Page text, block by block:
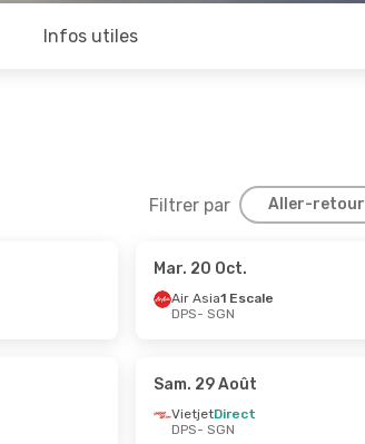
Infos utiles
Filtrer par Aller-retour
- Mer. 16 Sept.
- Dim. 30 Août
Mar. 20 Oct.
Air Asia1 Escale
DPS- SGN
Sam. 29 Août
VietjetDirect
DPS- SGN